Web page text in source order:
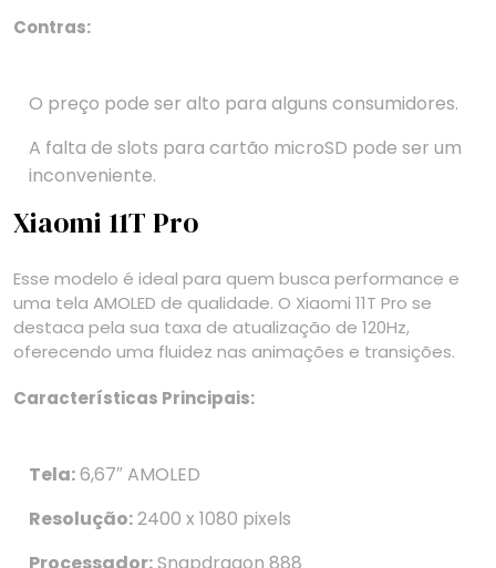
Contras:
O preço pode ser alto para alguns consumidores.
A falta de slots para cartão microSD pode ser um
inconveniente.
Xiaomi 11T Pro
Esse modelo é ideal para quem busca performance e
uma tela AMOLED de qualidade. O Xiaomi 11T Pro se
destaca pela sua taxa de atualização de 120Hz,
oferecendo uma fluidez nas animações e transições.
Características Principais:
Tela:6,67″ AMOLED
Resolução:2400 x 1080 pixels